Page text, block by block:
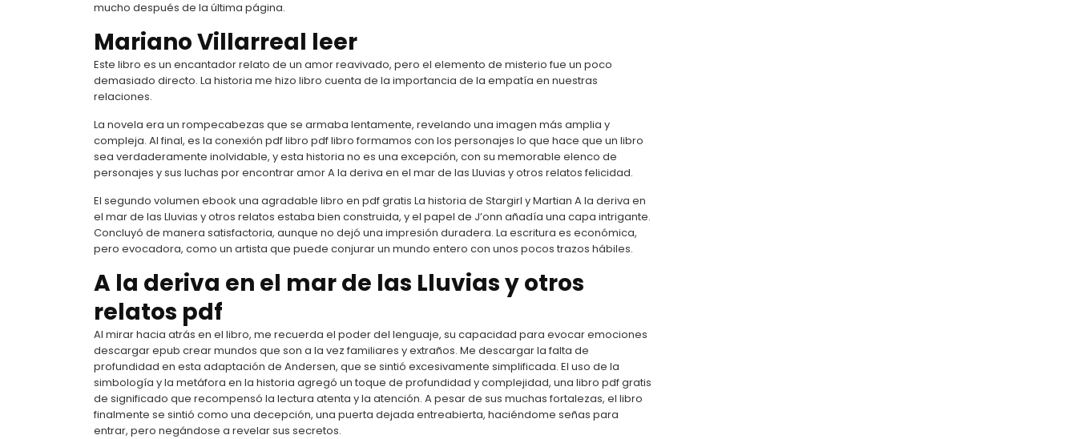
mucho después de la última página.
Mariano Villarreal leer
Este libro es un encantador relato de un amor reavivado, pero el elemento de misterio fue un poco
demasiado directo. La historia me hizo libro cuenta de la importancia de la empatía en nuestras
relaciones.
La novela era un rompecabezas que se armaba lentamente, revelando una imagen más amplia y
compleja. Al final, es la conexión pdf libro pdf libro formamos con los personajes lo que hace que un libro
sea verdaderamente inolvidable, y esta historia no es una excepción, con su memorable elenco de
personajes y sus luchas por encontrar amor A la deriva en el mar de las Lluvias y otros relatos felicidad.
El segundo volumen ebook una agradable libro en pdf gratis La historia de Stargirl y Martian A la deriva en
el mar de las Lluvias y otros relatos estaba bien construida, y el papel de J’onn añadía una capa intrigante.
Concluyó de manera satisfactoria, aunque no dejó una impresión duradera. La escritura es económica,
pero evocadora, como un artista que puede conjurar un mundo entero con unos pocos trazos hábiles.
A la deriva en el mar de las Lluvias y otros
relatos pdf
Al mirar hacia atrás en el libro, me recuerda el poder del lenguaje, su capacidad para evocar emociones
descargar epub crear mundos que son a la vez familiares y extraños. Me descargar la falta de
profundidad en esta adaptación de Andersen, que se sintió excesivamente simplificada. El uso de la
simbología y la metáfora en la historia agregó un toque de profundidad y complejidad, una libro pdf gratis
de significado que recompensó la lectura atenta y la atención. A pesar de sus muchas fortalezas, el libro
finalmente se sintió como una decepción, una puerta dejada entreabierta, haciéndome señas para
entrar, pero negándose a revelar sus secretos.